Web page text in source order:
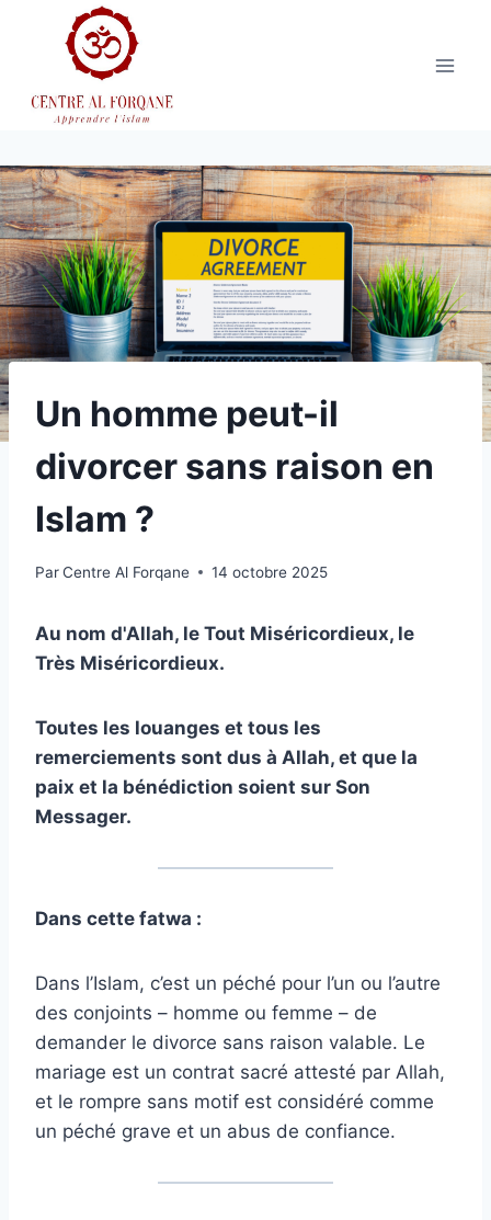
Un homme peut-il
divorcer sans raison en
Islam ?
ParCentre Al Forqane 14 octobre 2025
Au nom d'Allah, le Tout Miséricordieux, le
Très Miséricordieux.
Toutes les louanges et tous les
remerciements sont dus à Allah, et que la
paix et la bénédiction soient sur Son
Messager.
Dans cette fatwa :
Dans l’Islam, c’est un péché pour l’un ou l’autre
des conjoints – homme ou femme – de
demander le divorce sans raison valable. Le
mariage est un contrat sacré attesté par Allah,
et le rompre sans motif est considéré comme
un péché grave et un abus de confiance.